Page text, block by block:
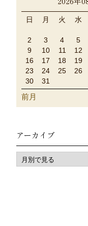
日 月 火 水
2
3 4 5
9
10 11 12
16
17 18 19
23
24 25 26
30
31
前月
アーカイブ